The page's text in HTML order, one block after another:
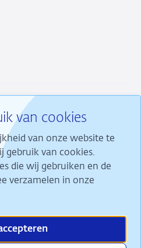
van cookies
van onze website te
gebruik van cookies.
die wij gebruiken en de
verzamelen in onze
Linkedin
X
financiële stabiliteit en
welvaart in